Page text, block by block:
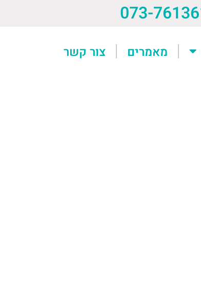
מאמרים צור קשר